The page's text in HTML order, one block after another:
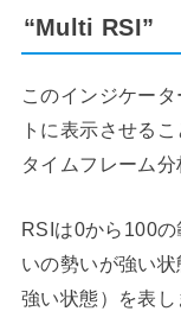
“Multi RSI”
このインジケー
トに表示させる
タイムフレーム
RSIは0から100
いの勢いが強い
強い状態）を表し